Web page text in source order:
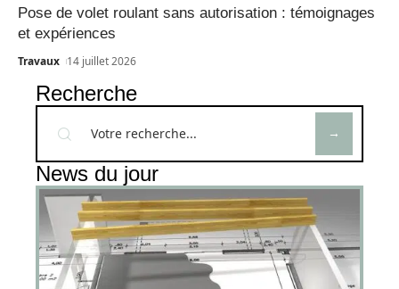
Pose de volet roulant sans autorisation : témoignages
et expériences
Travaux 14 juillet 2026
Recherche
News du jour